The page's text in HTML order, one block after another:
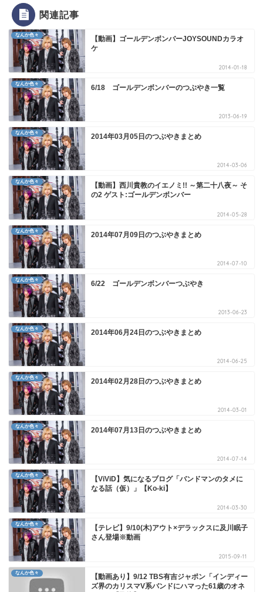
関連記事
なんか色々
【動画】ゴールデンボンバーJOYSOUNDカラオ
ケ
2014-01-18
なんか色々 6/18 ゴールデンボンバーのつぶやき一覧
2013-06-19
なんか色々 2014年03月05日のつぶやきまとめ
2014-03-06
なんか色々
【動画】西川貴教のイエノミ!! ～第二十八夜～ そ
の2 ゲスト:ゴールデンボンバー
2014-05-28
なんか色々 2014年07月09日のつぶやきまとめ
2014-07-10
なんか色々 6/22 ゴールデンボンバーつぶやき
2013-06-23
なんか色々 2014年06月24日のつぶやきまとめ
2014-06-25
なんか色々 2014年02月28日のつぶやきまとめ
2014-03-01
なんか色々 2014年07月13日のつぶやきまとめ
2014-07-14
なんか色々
【ViViD】気になるブログ「バンドマンのタメに
なる話（仮）」【Ko-ki】
2014-03-30
なんか色々
【テレビ】9/10(木)アウト×デラックスに及川眠子
さん登場※動画
2015-09-11
なんか色々
【動画あり】9/12 TBS有吉ジャポン「インディー
ズ界のカリスマV系バンドにハマった61歳のオネ